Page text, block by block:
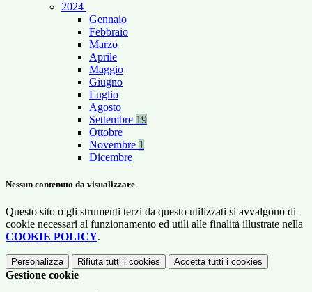
2024
Gennaio
Febbraio
Marzo
Aprile
Maggio
Giugno
Luglio
Agosto
Settembre 19
Ottobre
Novembre 1
Dicembre
Nessun contenuto da visualizzare
Questo sito o gli strumenti terzi da questo utilizzati si avvalgono di
cookie necessari al funzionamento ed utili alle finalità illustrate nella
COOKIE POLICY.
Personalizza Rifiuta tutti i cookies Accetta tutti i cookies
Gestione cookie